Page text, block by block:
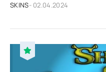
SKINS- 02.04.2024